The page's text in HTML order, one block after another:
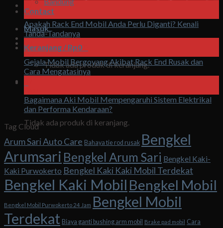
Contact
Masuk
Keranjang / Rp0
Tidak ada produk di keranjang.
Keranjang
Tidak ada produk di keranjang.
Agu
Apakah Rack End Mobil Anda Perlu Diganti? Kenali
Tanda-Tandanya
07
Agu
Gejala Mobil Bergoyang Akibat Rack End Rusak dan
Cara Mengatasinya
Bagaimana Aki Mobil Mempengaruhi Sistem Elektrikal
dan Performa Kendaraan?
Tag Cloud
Arum Sari Auto Care Bahaya tie rod rusak Bengkel
Arumsari Bengkel Arum Sari Bengkel Kaki-
Kaki Purwokerto Bengkel Kaki Kaki Mobil Terdekat
Bengkel Kaki Mobil Bengkel Mobil
Bengkel Mobil Purwokerto 24 Jam Bengkel Mobil
Terdekat Biaya ganti bushing arm mobil Brake pad mobil Cara